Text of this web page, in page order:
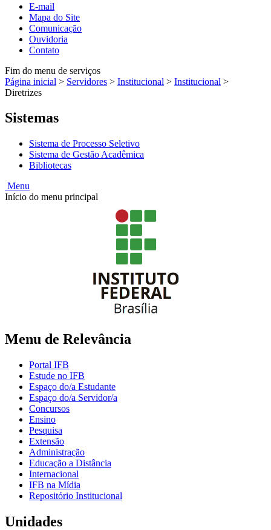
E-mail
Mapa do Site
Comunicação
Ouvidoria
Contato
Fim do menu de serviços
Página inicial > Servidores > Institucional > Institucional >
Diretrizes
Sistemas
Sistema de Processo Seletivo
Sistema de Gestão Acadêmica
Bibliotecas
Menu
Início do menu principal
Menu de Relevância
Portal IFB
Estude no IFB
Espaço do/a Estudante
Espaço do/a Servidor/a
Concursos
Ensino
Pesquisa
Extensão
Administração
Educação a Distância
Internacional
IFB na Mídia
Repositório Institucional
Unidades